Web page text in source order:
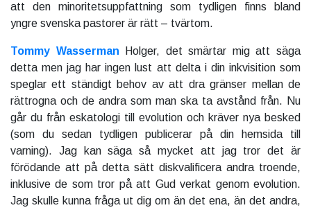
att den minoritetsuppfattning som tydligen finns bland
yngre svenska pastorer är rätt – tvärtom.
Tommy Wasserman Holger, det smärtar mig att säga
detta men jag har ingen lust att delta i din inkvisition som
speglar ett ständigt behov av att dra gränser mellan de
rättrogna och de andra som man ska ta avstånd från. Nu
går du från eskatologi till evolution och kräver nya besked
(som du sedan tydligen publicerar på din hemsida till
varning). Jag kan säga så mycket att jag tror det är
förödande att på detta sätt diskvalificera andra troende,
inklusive de som tror på att Gud verkat genom evolution.
Jag skulle kunna fråga ut dig om än det ena, än det andra,